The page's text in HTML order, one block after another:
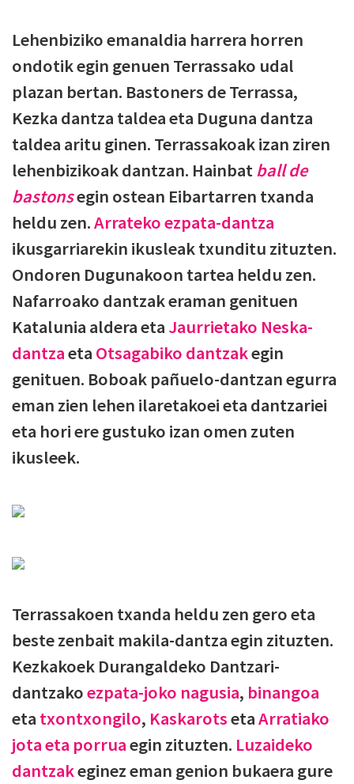
Lehenbiziko emanaldia harrera horren
ondotik egin genuen Terrassako udal
plazan bertan. Bastoners de Terrassa,
Kezka dantza taldea eta Duguna dantza
taldea aritu ginen. Terrassakoak izan ziren
lehenbizikoak dantzan. Hainbat ball de
bastonsegin ostean Eibartarren txanda
heldu zen.Arrateko ezpata-dantza
ikusgarriarekin ikusleak txunditu zituzten.
Ondoren Dugunakoon tartea heldu zen.
Nafarroako dantzak eraman genituen
Katalunia aldera eta Jaurrietako Neska-
dantzaeta Otsagabiko dantzakegin
genituen. Boboak pañuelo-dantzan egurra
eman zien lehen ilaretakoei eta dantzariei
eta hori ere gustuko izan omen zuten
ikusleek.
Terrassakoen txanda heldu zen gero eta
beste zenbait makila-dantza egin zituzten.
Kezkakoek Durangaldeko Dantzari-
dantzakoezpata-joko nagusia, binangoa
eta txontxongilo, KaskarotsetaArratiako
jota eta porruaegin zituzten. Luzaideko
dantzakeginez eman genion bukaera gure